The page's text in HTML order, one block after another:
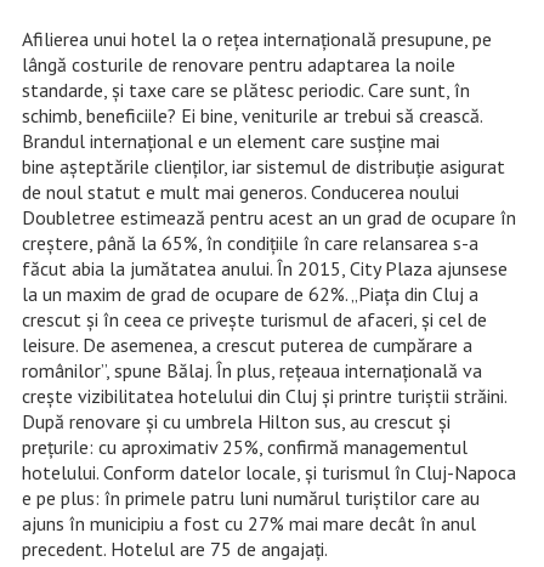
Afilierea unui hotel la o reţea internaţională presupune, pe
lângă costurile de renovare pentru adaptarea la noile
standarde, şi taxe care se plătesc periodic. Care sunt, în
schimb, beneficiile? Ei bine, veniturile ar trebui să crească.
Brandul internaţional e un element care susţine mai
bine aşteptările clienţilor, iar sistemul de distribuţie asigurat
de noul statut e mult mai generos. Conducerea noului
Doubletree estimează pentru acest an un grad de ocupare în
creştere, până la 65%, în condiţiile în care relansarea s-a
făcut abia la jumătatea anului. În 2015, City Plaza ajunsese
la un maxim de grad de ocupare de 62%. „Piaţa din Cluj a
crescut şi în ceea ce priveşte turismul de afaceri, şi cel de
leisure. De asemenea, a crescut puterea de cumpărare a
românilor”, spune Bălaj. În plus, reţeaua internaţională va
creşte vizibilitatea hotelului din Cluj şi printre turiştii străini.
După renovare şi cu umbrela Hilton sus, au crescut şi
preţurile: cu aproximativ 25%, confirmă managementul
hotelului. Conform datelor locale, şi turismul în Cluj-Napoca
e pe plus: în primele patru luni numărul turiştilor care au
ajuns în municipiu a fost cu 27% mai mare decât în anul
precedent. Hotelul are 75 de angajaţi.